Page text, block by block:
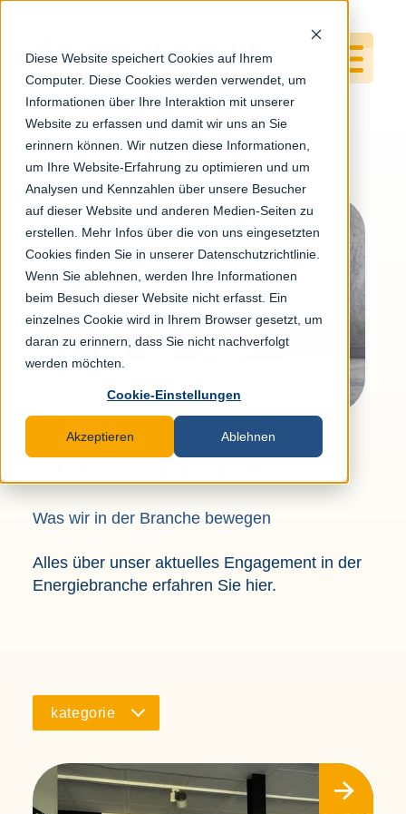
Diese Website speichert Cookies auf Ihrem
Computer. Diese Cookies werden verwendet, um
Informationen über Ihre Interaktion mit unserer
Website zu erfassen und damit wir uns an Sie
erinnern können. Wir nutzen diese Informationen,
um Ihre Website-Erfahrung zu optimieren und um
Analysen und Kennzahlen über unsere Besucher
auf dieser Website und anderen Medien-Seiten zu
erstellen. Mehr Infos über die von uns eingesetzten
Cookies finden Sie in unserer Datenschutzrichtlinie.
Wenn Sie ablehnen, werden Ihre Informationen
beim Besuch dieser Website nicht erfasst. Ein
einzelnes Cookie wird in Ihrem Browser gesetzt, um
daran zu erinnern, dass Sie nicht nachverfolgt
werden möchten.
Cookie-Einstellungen
Akzeptieren Ablehnen
Jetzt Newsletter
abonnieren…
…und immer auf dem Laufenden bleiben!
Erhalten Sie jeden Monat interessante News
aus der Energiebranche und zu aktuellen
Projekten, die auch Sie interessieren werden.
Ich stimme derDatenschutzerklärung
News & Presse
Was wir in der Branche bewegen
Alles über unser aktuelles Engagement in der
Energiebranche erfahren Sie hier.
kategorie